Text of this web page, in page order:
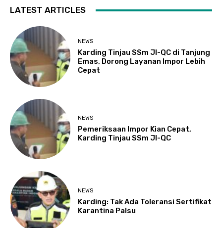
LATEST ARTICLES
NEWS
Karding Tinjau SSm JI-QC di Tanjung
Emas, Dorong Layanan Impor Lebih
Cepat
NEWS
Pemeriksaan Impor Kian Cepat,
Karding Tinjau SSm JI-QC
NEWS
Karding: Tak Ada Toleransi Sertifikat
Karantina Palsu